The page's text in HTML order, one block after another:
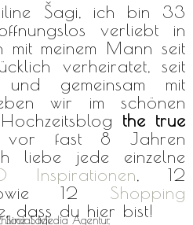
Šagi, ich bin 33
verliebt in
mit meinem Mann seit
verheiratet, seit
gemeinsam mit
wir im schönen
the true
fast 8 Jahren
liebe jede einzelne
Inspirationen, 12
12 Shopping
dass du hier bist!